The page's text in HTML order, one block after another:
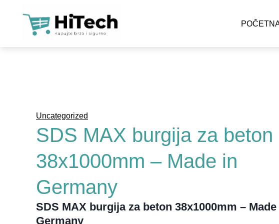
NAPAJANJA I
ALARMI I
Uncategorized
SDS MAX burgija za beton
38x1000mm – Made in
Germany
SDS MAX burgija za beton 38x1000mm – Made
Germany